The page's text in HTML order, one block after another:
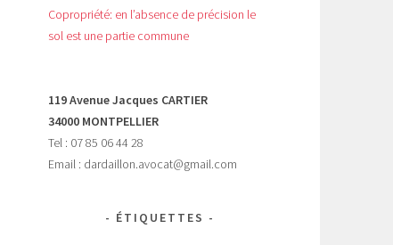
Copropriété: en l’absence de précision le
sol est une partie commune
119 Avenue Jacques CARTIER
34000 MONTPELLIER
Tel : 07 85 06 44 28
Email : dardaillon.avocat@gmail.com
ÉTIQUETTES